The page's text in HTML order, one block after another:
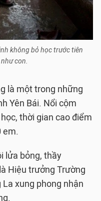
không bỏ học trước tiên
con.
là một trong những
Yên Bái. Nổi cộm
thời gian cao điểm
em.
lửa bỏng, thầy
Hiệu trưởng Trường
xung phong nhận